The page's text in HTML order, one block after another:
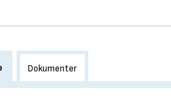
Dokumenter